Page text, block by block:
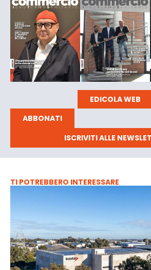
EDICOLA WEB
ABBONATI
ISCRIVITI ALLE
TI POTREBBERO INTERESSARE